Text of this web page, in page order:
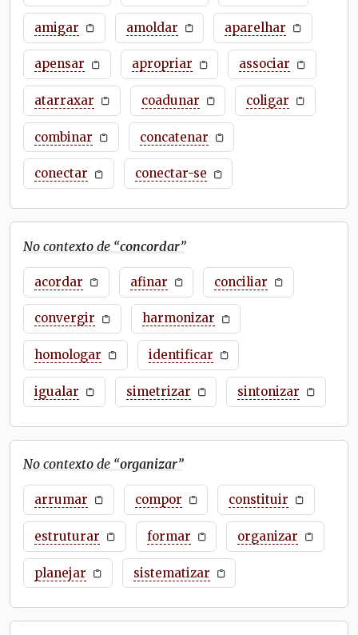
amigar amoldar aparelhar
apensar apropriar associar
atarraxar coadunar coligar
combinar concatenar
conectar conectar-se
No contexto de “concordar”
acordar afinar conciliar
convergir harmonizar
homologar identificar
igualar simetrizar sintonizar
No contexto de “organizar”
arrumar compor constituir
estruturar formar organizar
planejar sistematizar